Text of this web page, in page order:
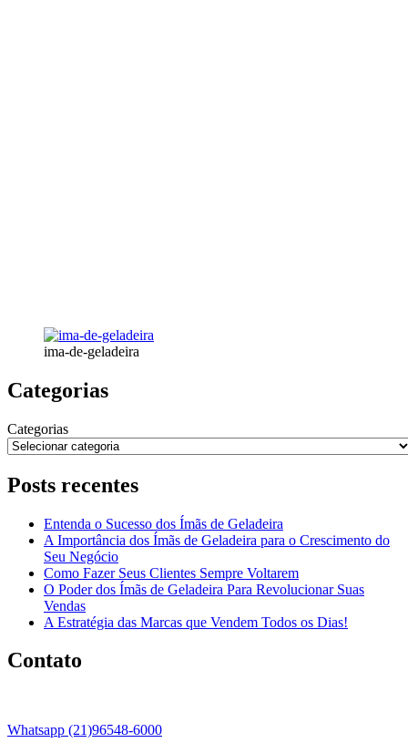
ima-de-geladeira
Categorias
Categorias
Posts recentes
Entenda o Sucesso dos Ímãs de Geladeira
A Importância dos Ímãs de Geladeira para o Crescimento do
Seu Negócio
Como Fazer Seus Clientes Sempre Voltarem
O Poder dos Ímãs de Geladeira Para Revolucionar Suas
Vendas
A Estratégia das Marcas que Vendem Todos os Dias!
Contato
Whatsapp (21)96548-6000